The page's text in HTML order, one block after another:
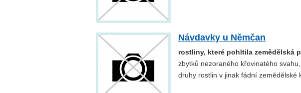
Návdavky u Němčan
rostliny, které pohltila zemědělská
zbytků nezoraného křovinatého
druhy rostlin v jinak fádní zemědělské